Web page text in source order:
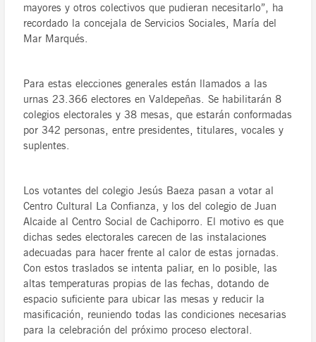
mayores y otros colectivos que pudieran necesitarlo”, ha
recordado la concejala de Servicios Sociales, María del
Mar Marqués.
Para estas elecciones generales están llamados a las
urnas 23.366 electores en Valdepeñas. Se habilitarán 8
colegios electorales y 38 mesas, que estarán conformadas
por 342 personas, entre presidentes, titulares, vocales y
suplentes.
Los votantes del colegio Jesús Baeza pasan a votar al
Centro Cultural La Confianza, y los del colegio de Juan
Alcaide al Centro Social de Cachiporro. El motivo es que
dichas sedes electorales carecen de las instalaciones
adecuadas para hacer frente al calor de estas jornadas.
Con estos traslados se intenta paliar, en lo posible, las
altas temperaturas propias de las fechas, dotando de
espacio suficiente para ubicar las mesas y reducir la
masificación, reuniendo todas las condiciones necesarias
para la celebración del próximo proceso electoral.